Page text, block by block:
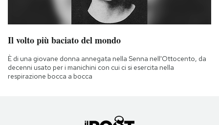
Il volto più baciato del mondo
È di una giovane donna annegata nella Senna nell'Ottocento, da
decenni usato per i manichini con cui ci si esercita nella
respirazione bocca a bocca